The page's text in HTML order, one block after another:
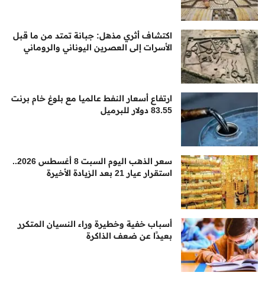
اكتشاف أثري مذهل: جبانة تمتد من ما قبل
الأسرات إلى العصرين اليوناني والروماني
ارتفاع أسعار النفط عالميا مع بلوغ خام برنت
83.55 دولار للبرميل
سعر الذهب اليوم السبت 8 أغسطس 2026..
استقرار عيار 21 بعد الزيادة الأخيرة
أسباب خفية وخطيرة وراء النسيان المتكرر
بعيدًا عن ضعف الذاكرة